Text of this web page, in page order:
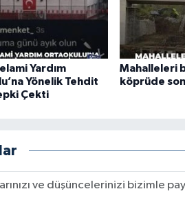
Yardım
Yönelik Tehdit
Çekti
Mahalleleri
köprüde